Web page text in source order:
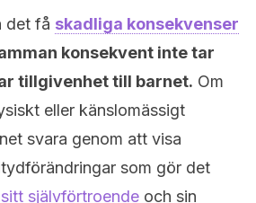
det få skadliga konsekvenser
konsekvent inte tar
tillgivenhet till barnet. Om
eller känslomässigt
svara genom att visa
som gör det
självförtroende och sin